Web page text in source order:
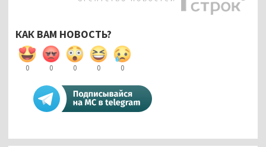
КАК ВАМ НОВОСТЬ?
0 0 0 0 0